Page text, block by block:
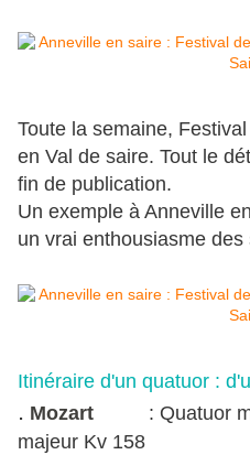
Toute la semaine,
en Val de saire. Tout le
fin de publication.
Un exemple à Anneville
un vrai enthousiasme des
Itinéraire d'un quatuor :
. Mozart
: Quatuor
majeur Kv 158